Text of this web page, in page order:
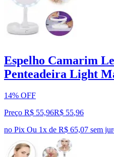
Espelho Camarim
Penteadeira Light
14% OFF
Preço R$ 55,96R$ 55,96
no Pix Ou 1x de R$ 65,07 sem